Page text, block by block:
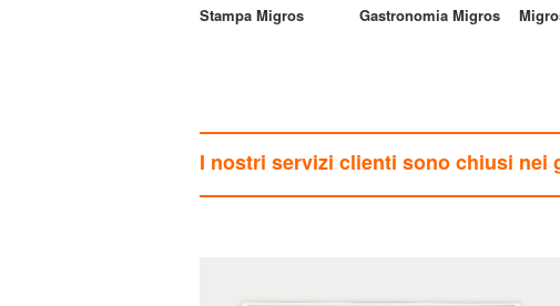
Stampa Migros Gastronomia Migros
I nostri servizi clienti sono chiusi nei